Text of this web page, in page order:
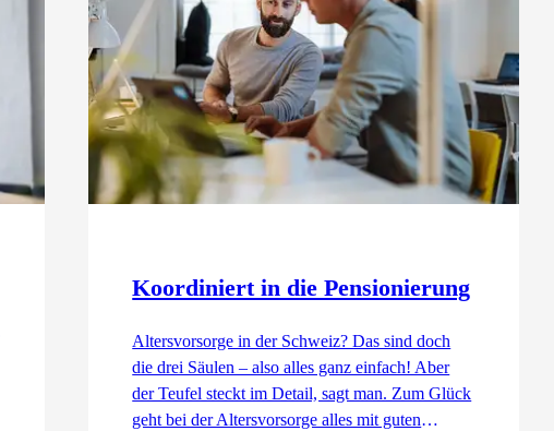
Koordiniert in die Pensionierung
Altersvorsorge in der Schweiz? Das sind doch
die drei Säulen – also alles ganz einfach! Aber
der Teufel steckt im Detail, sagt man. Zum Glück
geht bei der Altersvorsorge alles mit guten